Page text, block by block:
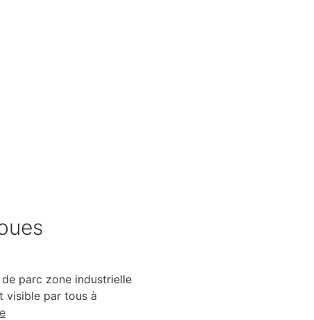
parc zone industrielle
visible par tous à